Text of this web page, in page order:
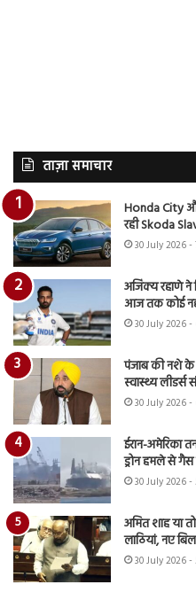
ताज़ा समाचार
Honda City
रही Skoda
30 July 2026 -
अजिंक्य रहाणे ने
आज तक कोई
30 July 2026 -
पंजाब की नशे के
स्वास्थ्य लीडर्स
30 July 2026 -
ईरान-अमेरिका
ड्रोन हमले से
30 July 2026 -
अमित शाह या
लाठियां, नए
30 July 2026 -